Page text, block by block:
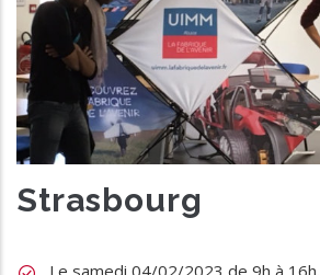
Strasbourg